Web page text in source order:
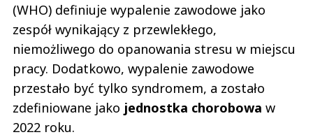
(WHO) definiuje wypalenie zawodowe jako
zespół wynikający z przewlekłego,
niemożliwego do opanowania stresu w miejscu
pracy. Dodatkowo, wypalenie zawodowe
przestało być tylko syndromem, a zostało
zdefiniowane jako jednostka chorobowa w
2022 roku.